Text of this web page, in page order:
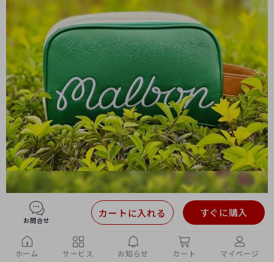
お問合せ
すぐに購入
カートに入れる
ホーム サービス お知らせ カート マイページ